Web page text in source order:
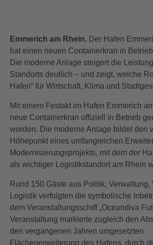
Emmerich am Rhein. Der Hafen
hat einen neuen Containerkran in
Die moderne Anlage steigert die
Standorts deutlich – und zeigt, welche
Hafen“ für Wirtschaft, Klima und
Mit einem Festakt im Hafen Emmerich
neue Containerkran offiziell in Betrieb
worden. Die moderne Anlage bildet den
Höhepunkt eines umfangreichen
Modernisierungsprojekts, mit dem der
als wichtiger Logistikstandort am Rhein
Rund 150 Gäste aus Politik, Verwaltung,
Logistik verfolgten die symbolische
dem Veranstaltungsschiff „Oceandiva
Veranstaltung markierte zugleich den
den vergangenen Jahren umgesetzten
Flächenerweiterung des Hafens, durch